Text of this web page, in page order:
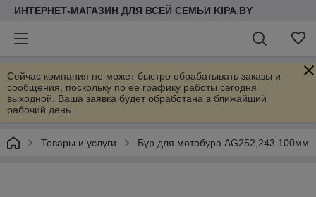
ИНТЕРНЕТ-МАГАЗИН ДЛЯ ВСЕЙ СЕМЬИ KIPA.BY
Сейчас компания не может быстро обрабатывать заказы и
сообщения, поскольку по ее графику работы сегодня
выходной. Ваша заявка будет обработана в ближайший
рабочий день.
Товары и услуги Бур для мотобура AG252,243 100мм